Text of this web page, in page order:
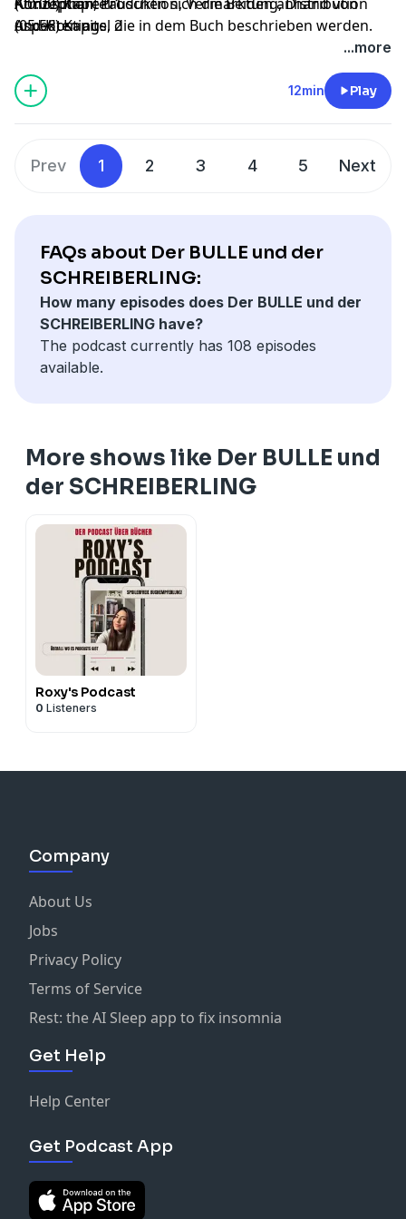
Aspekten aus, die in dem Buch beschrieben werden.
und Hosting.
Du möchtest deinen Podcast auch kostenlos hosten
und damit Geld verdienen?
Dann schaue auf
und
Dort erhältst du alle Informationen zu unseren
kostenlosen Podcast-Hosting-Angeboten. kostenlos-
(05:56) Kapitel 2
...more
12min Play
Prev 1 2 3 4 5 Next
FAQs about Der BULLE und der
SCHREIBERLING:
How many episodes does Der BULLE und der
SCHREIBERLING have?
The podcast currently has 108 episodes
available.
More shows like Der BULLE und
der SCHREIBERLING
Roxy's Podcast
0 Listeners
Company
About Us
Jobs
Privacy Policy
Terms of Service
Rest: the AI Sleep app to fix insomnia
Get Help
Help Center
Get Podcast App